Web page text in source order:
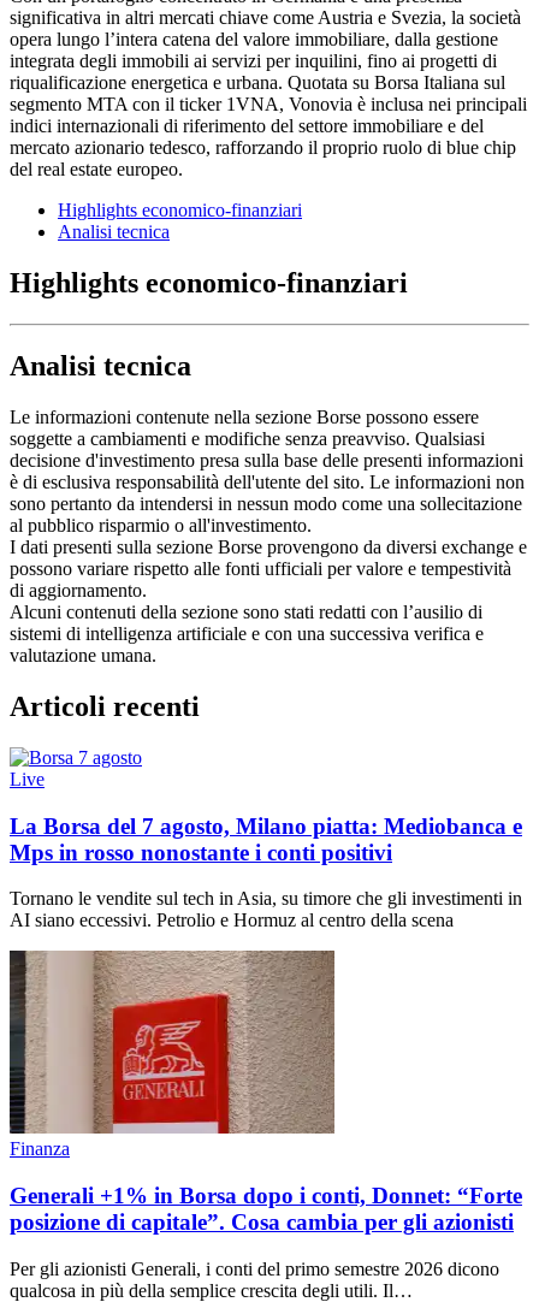
significativa in altri mercati chiave come Austria e Svezia, la società
opera lungo l’intera catena del valore immobiliare, dalla gestione
integrata degli immobili ai servizi per inquilini, fino ai progetti di
riqualificazione energetica e urbana. Quotata su Borsa Italiana sul
segmento MTA con il ticker 1VNA, Vonovia è inclusa nei principali
indici internazionali di riferimento del settore immobiliare e del
mercato azionario tedesco, rafforzando il proprio ruolo di blue chip
del real estate europeo.
Highlights economico-finanziari
Analisi tecnica
Highlights economico-finanziari
Analisi tecnica
Le informazioni contenute nella sezione Borse possono essere
soggette a cambiamenti e modifiche senza preavviso. Qualsiasi
decisione d'investimento presa sulla base delle presenti informazioni
è di esclusiva responsabilità dell'utente del sito. Le informazioni non
sono pertanto da intendersi in nessun modo come una sollecitazione
al pubblico risparmio o all'investimento.
I dati presenti sulla sezione Borse provengono da diversi exchange e
possono variare rispetto alle fonti ufficiali per valore e tempestività
di aggiornamento.
Alcuni contenuti della sezione sono stati redatti con l’ausilio di
sistemi di intelligenza artificiale e con una successiva verifica e
valutazione umana.
Articoli recenti
Live
La Borsa del 7 agosto, Milano piatta: Mediobanca e
Mps in rosso nonostante i conti positivi
Tornano le vendite sul tech in Asia, su timore che gli investimenti in
AI siano eccessivi. Petrolio e Hormuz al centro della scena
Finanza
Generali +1% in Borsa dopo i conti, Donnet: “Forte
posizione di capitale”. Cosa cambia per gli azionisti
Per gli azionisti Generali, i conti del primo semestre 2026 dicono
qualcosa in più della semplice crescita degli utili. Il…